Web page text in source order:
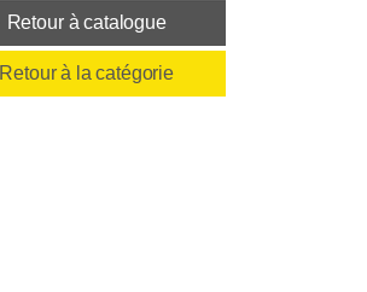
Retour à catalogue
Retour à la catégorie